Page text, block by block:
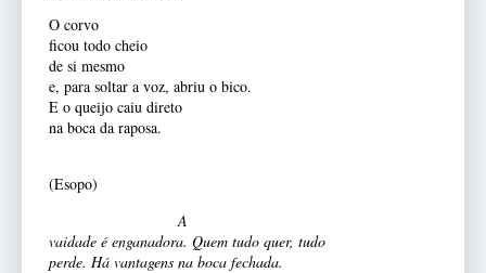
O corvo
ficou todo cheio
de si mesmo
e, para soltar a voz, abriu o bico.
E o queijo caiu direto
na boca da raposa.
(Esopo)
A
vaidade é enganadora. Quem tudo quer, tudo
perde. Há vantagens na boca fechada.